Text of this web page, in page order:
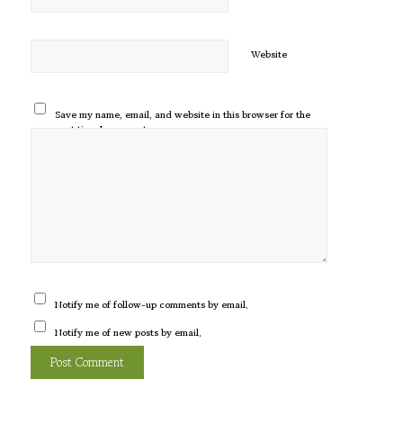
Website
Save my name, email, and website in this browser for the
next time I comment.
Notify me of follow-up comments by email.
Notify me of new posts by email.